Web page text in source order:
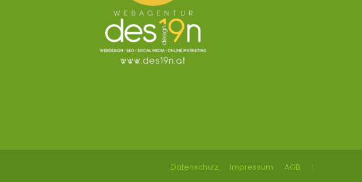
Datenschutz Impressum AGB